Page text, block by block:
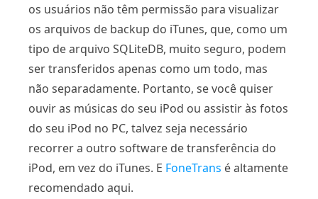
os usuários não têm permissão para visualizar
os arquivos de backup do iTunes, que, como um
tipo de arquivo SQLiteDB, muito seguro, podem
ser transferidos apenas como um todo, mas
não separadamente. Portanto, se você quiser
ouvir as músicas do seu iPod ou assistir às fotos
do seu iPod no PC, talvez seja necessário
recorrer a outro software de transferência do
iPod, em vez do iTunes. E FoneTrans é altamente
recomendado aqui.